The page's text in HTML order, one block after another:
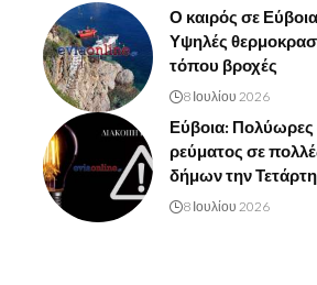
Ο καιρός σε
Υψηλές
τόπου βροχές
8 Ιουλίου 2026
Εύβοια: Πολύωρες
ρεύματος σε
δήμων την Τετάρτη
8 Ιουλίου 2026